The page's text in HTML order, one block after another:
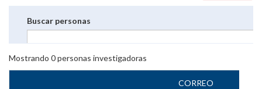
Buscar personas
Mostrando 0personas investigadoras
CORREO